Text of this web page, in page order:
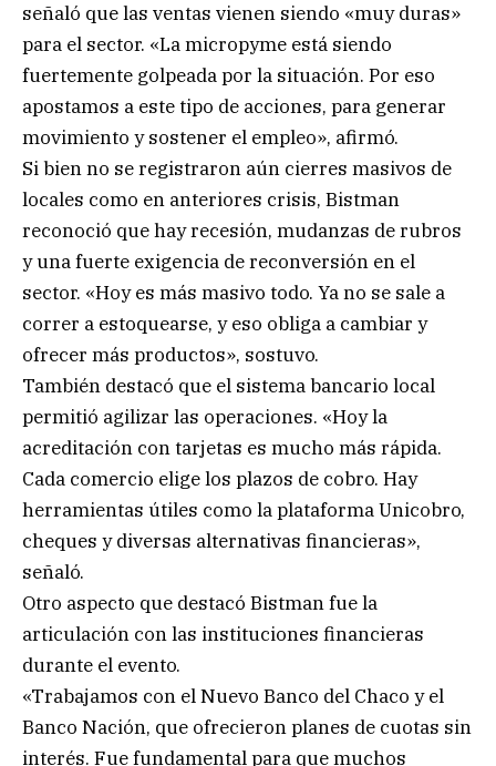
señaló que las ventas vienen siendo «muy duras»
para el sector. «La micropyme está siendo
fuertemente golpeada por la situación. Por eso
apostamos a este tipo de acciones, para generar
movimiento y sostener el empleo», afirmó.
Si bien no se registraron aún cierres masivos de
locales como en anteriores crisis, Bistman
reconoció que hay recesión, mudanzas de rubros
y una fuerte exigencia de reconversión en el
sector. «Hoy es más masivo todo. Ya no se sale a
correr a estoquearse, y eso obliga a cambiar y
ofrecer más productos», sostuvo.
También destacó que el sistema bancario local
permitió agilizar las operaciones. «Hoy la
acreditación con tarjetas es mucho más rápida.
Cada comercio elige los plazos de cobro. Hay
herramientas útiles como la plataforma Unicobro,
cheques y diversas alternativas financieras»,
señaló.
Otro aspecto que destacó Bistman fue la
articulación con las instituciones financieras
durante el evento.
«Trabajamos con el Nuevo Banco del Chaco y el
Banco Nación, que ofrecieron planes de cuotas sin
interés. Fue fundamental para que muchos